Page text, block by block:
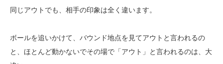
同じアウトでも、相手の印象は全く違います。
ボールを追いかけて、バウンド地点を見てアウトと言われるの
と、ほとんど動かないでその場で「アウト」と言われるのは、大